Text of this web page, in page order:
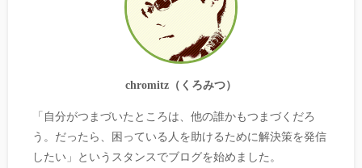
chromitz（くろみつ）
「自分がつまづいたところは、他の誰かもつまづくだろ
う。だったら、困っている人を助けるために解決策を発信
したい」というスタンスでブログを始めました。